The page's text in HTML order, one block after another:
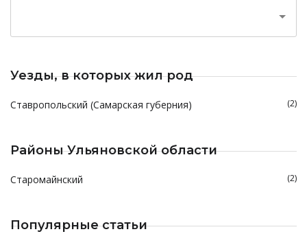
Уезды, в которых жил род
Ставропольский (Самарская губерния) (2)
Районы Ульяновской области
Старомайнский (2)
Популярные статьи